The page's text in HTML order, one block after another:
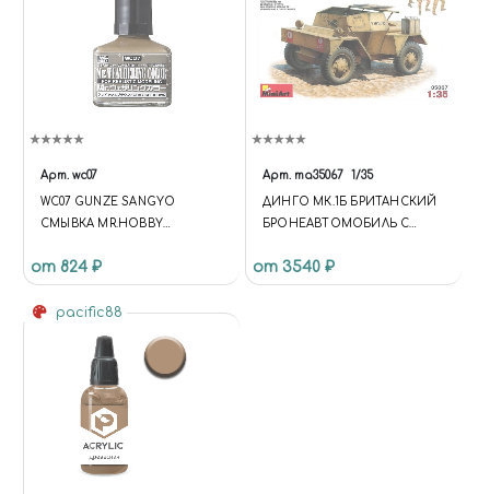
Арт. wc07
WC07 GUNZE SANGYO
СМЫВКА MR.HOBBY
ML. GRAYISH BROWN (СЕРО-
от 824 ₽
Арт. ma35067 1/35
ДИНГО МК.1Б БРИТАНСКИЙ
БРОНЕАВТОМОБИЛЬ С
от 3540 ₽
pacific88